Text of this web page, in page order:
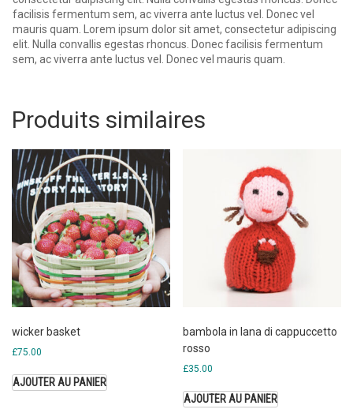
facilisis fermentum sem, ac viverra ante luctus vel. Donec vel
mauris quam. Lorem ipsum dolor sit amet, consectetur adipiscing
elit. Nulla convallis egestas rhoncus. Donec facilisis fermentum
sem, ac viverra ante luctus vel. Donec vel mauris quam.
Produits similaires
wicker basket
£75.00
AJOUTER AU PANIER
bambola in lana di cappuccetto
rosso
£35.00
AJOUTER AU PANIER